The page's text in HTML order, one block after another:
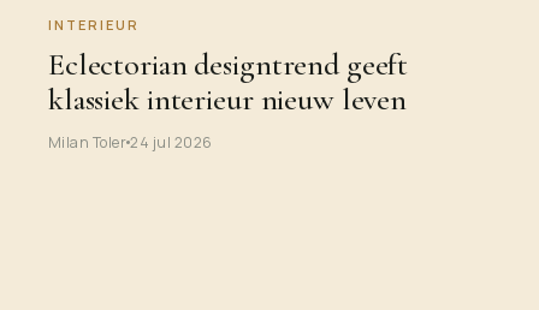
INTERIEUR
Eclectorian designtrend geeft
klassiek interieur nieuw leven
Milan Toler24 jul 2026